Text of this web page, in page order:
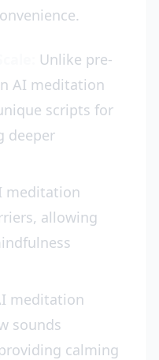
Unlike pre-
AI meditation
scripts for
deeper
meditation
allowing
meditation
sounds
calming